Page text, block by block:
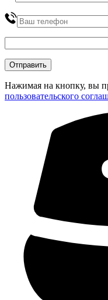
Нажимая на кнопку, вы
пользовательского